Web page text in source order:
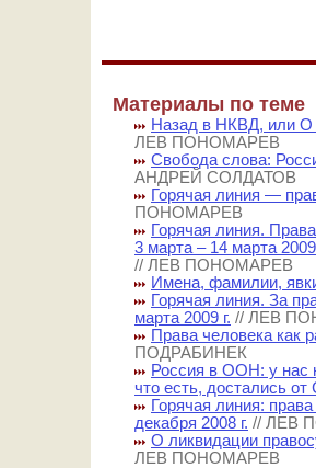
Материалы по теме
Назад в НКВД, или О
ЛЕВ ПОНОМАРЕВ
Свобода слова:
АНДРЕЙ СОЛДАТОВ
Горячая линия —
ПОНОМАРЕВ
Горячая линия.
3 марта – 14 марта 2009
// ЛЕВ ПОНОМАРЕВ
Имена, фамилии,
Горячая линия. За
марта 2009 г. // ЛЕВ
Права человека как
ПОДРАБИНЕК
Россия в ООН: у нас
что есть, достались
Горячая линия:
декабря 2008 г. // ЛЕВ
О ликвидации
ЛЕВ ПОНОМАРЕВ